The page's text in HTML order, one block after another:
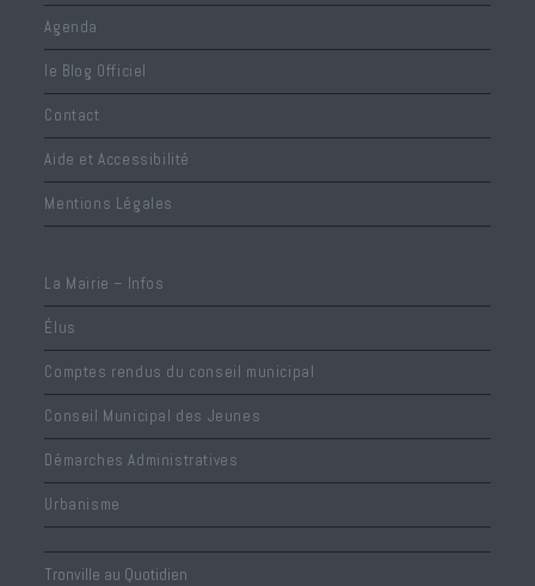
Agenda
le Blog Officiel
Contact
Aide et Accessibilité
Mentions Légales
La Mairie – Infos
Élus
Comptes rendus du conseil municipal
Conseil Municipal des Jeunes
Démarches Administratives
Urbanisme
Tronville au Quotidien